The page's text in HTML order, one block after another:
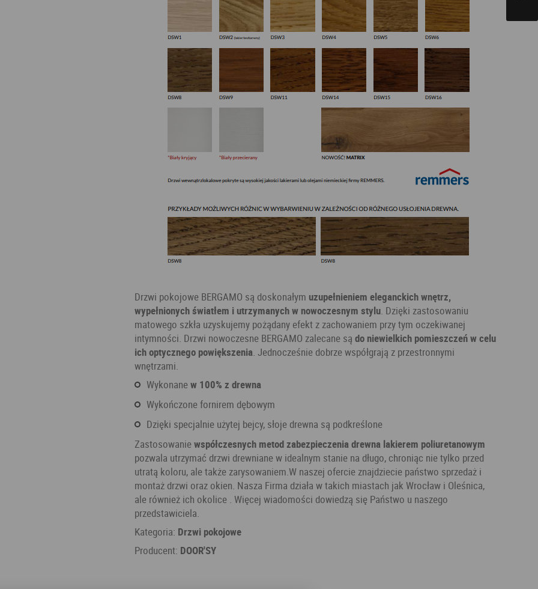
Drzwi pokojowe BERGAMO są doskonałym uzupełnieniem eleganckich wnętrz,
wypełnionych światłem i utrzymanych w nowoczesnym stylu. Dzięki zastosowaniu
matowego szkła uzyskujemy pożądany efekt z zachowaniem przy tym oczekiwanej
intymności. Drzwi nowoczesne BERGAMO zalecane są do niewielkich pomieszczeń w celu
ich optycznego powiększenia. Jednocześnie dobrze współgrają z przestronnymi
wnętrzami.
wykonanew 100% z drewna
wykończone fornirem dębowym
dzięki specjalnie użytej bejcy, słoje drewna są podkreślone
Zastosowaniewspółczesnych metod zabezpieczenia drewna lakierem poliuretanowym
pozwala utrzymać drzwi drewniane w idealnym stanie na długo, chroniąc nie tylko przed
utratą koloru, ale także zarysowaniem.W naszej ofercie znajdziecie państwo sprzedaż i
montaż drzwi oraz okien. Nasza Firma działa w takich miastach jak Wrocław i Oleśnica,
ale również ich okolice . Więcej wiadomości dowiedzą się Państwo u naszego
przedstawiciela.
Kategoria: Drzwi pokojowe
Producent: DOOR'SY